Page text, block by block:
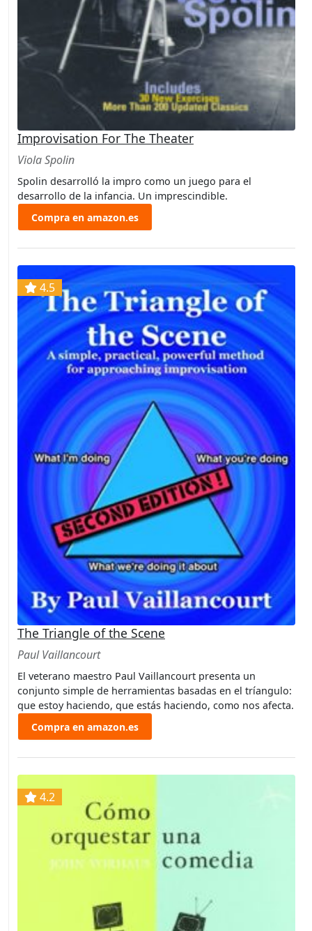
Improvisation For The Theater
Viola Spolin
Spolin desarrolló la impro como un juego para el
desarrollo de la infancia. Un imprescindible.
Compra en amazon.es
4.5
The Triangle of the Scene
Paul Vaillancourt
El veterano maestro Paul Vaillancourt presenta un
conjunto simple de herramientas basadas en el tríangulo:
que estoy haciendo, que estás haciendo, como nos afecta.
Compra en amazon.es
4.2